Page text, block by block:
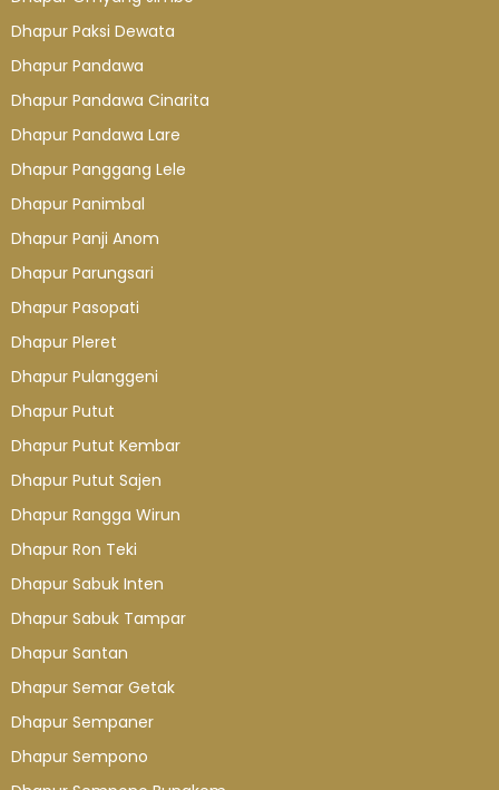
Dhapur Paksi Dewata
Dhapur Pandawa
Dhapur Pandawa Cinarita
Dhapur Pandawa Lare
Dhapur Panggang Lele
Dhapur Panimbal
Dhapur Panji Anom
Dhapur Parungsari
Dhapur Pasopati
Dhapur Pleret
Dhapur Pulanggeni
Dhapur Putut
Dhapur Putut Kembar
Dhapur Putut Sajen
Dhapur Rangga Wirun
Dhapur Ron Teki
Dhapur Sabuk Inten
Dhapur Sabuk Tampar
Dhapur Santan
Dhapur Semar Getak
Dhapur Sempaner
Dhapur Sempono